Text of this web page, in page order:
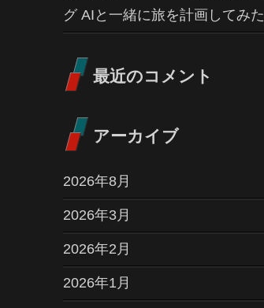
グ AIと一緒に旅を計画してみた
最近のコメント
アーカイブ
2026年8月
2026年3月
2026年2月
2026年1月